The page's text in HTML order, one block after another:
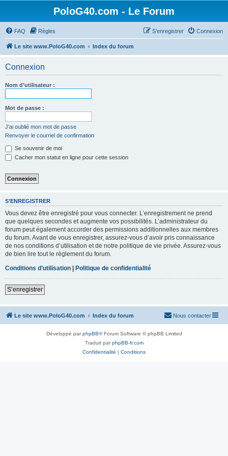
PoloG40.com - Le Forum
FAQ Règles Connexion
S’enregistrer
Le site www.PoloG40.com Index du forum
Connexion
Nom d’utilisateur :
Mot de passe :
J’ai oublié mon mot de passe
Renvoyer le courriel de confirmation
Se souvenir de moi
Cacher mon statut en ligne pour cette session
S’ENREGISTRER
Vous devez être enregistré pour vous connecter. L’enregistrement ne prend
que quelques secondes et augmente vos possibilités. L’administrateur du
forum peut également accorder des permissions additionnelles aux membres
du forum. Avant de vous enregistrer, assurez-vous d’avoir pris connaissance
de nos conditions d’utilisation et de notre politique de vie privée. Assurez-vous
de bien lire tout le règlement du forum.
Conditions d’utilisation | Politique de confidentialité
S’enregistrer
Le site www.PoloG40.com Index du forum Nous contacter
Développé parphpBB® Forum Software © phpBB Limited
Traduit parphpBB-fr.com
Confidentialité | Conditions